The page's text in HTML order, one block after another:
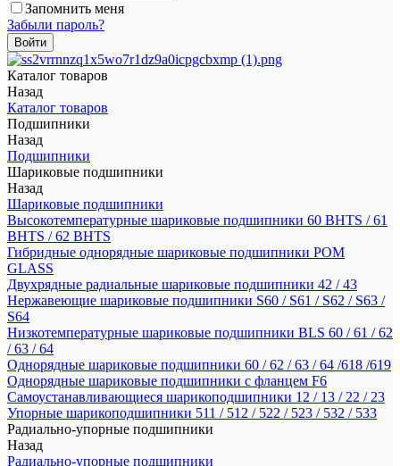
Запомнить меня
Забыли пароль?
Каталог товаров
Назад
Каталог товаров
Подшипники
Назад
Подшипники
Шариковые подшипники
Назад
Шариковые подшипники
Высокотемпературные шариковые подшипники 60 BHTS / 61
BHTS / 62 BHTS
Гибридные однорядные шариковые подшипники POM
GLASS
Двухрядные радиальные шариковые подшипники 42 / 43
Нержавеющие шариковые подшипники S60 / S61 / S62 / S63 /
S64
Низкотемпературные шариковые подшипники BLS 60 / 61 / 62
/ 63 / 64
Однорядные шариковые подшипники 60 / 62 / 63 / 64 /618 /619
Однорядные шариковые подшипники с фланцем F6
Самоустанавливающиеся шарикоподшипники 12 / 13 / 22 / 23
Упорные шарикоподшипники 511 / 512 / 522 / 523 / 532 / 533
Радиально-упорные подшипники
Назад
Радиально-упорные подшипники